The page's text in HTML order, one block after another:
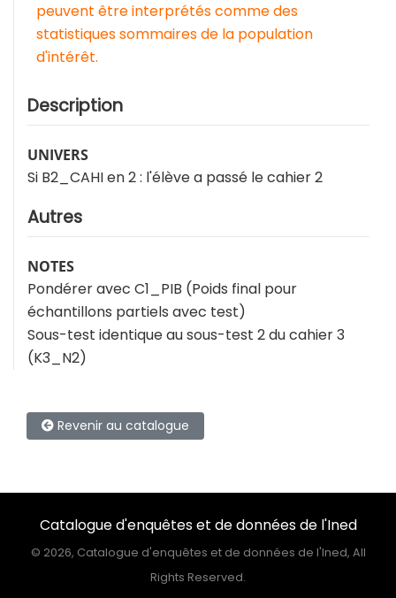
peuvent être interprétés comme des
statistiques sommaires de la population
d'intérêt.
Description
UNIVERS
Si B2_CAHI en 2 : l'élève a passé le cahier 2
Autres
NOTES
Pondérer avec C1_PIB (Poids final pour
échantillons partiels avec test)
Sous-test identique au sous-test 2 du cahier 3
(K3_N2)
Revenir au catalogue
Catalogue d'enquêtes et de données de l'Ined
© 2026, Catalogue d'enquêtes et de données de l'Ined, All
Rights Reserved.